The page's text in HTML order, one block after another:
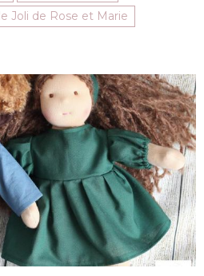
Joli de Rose et Marie